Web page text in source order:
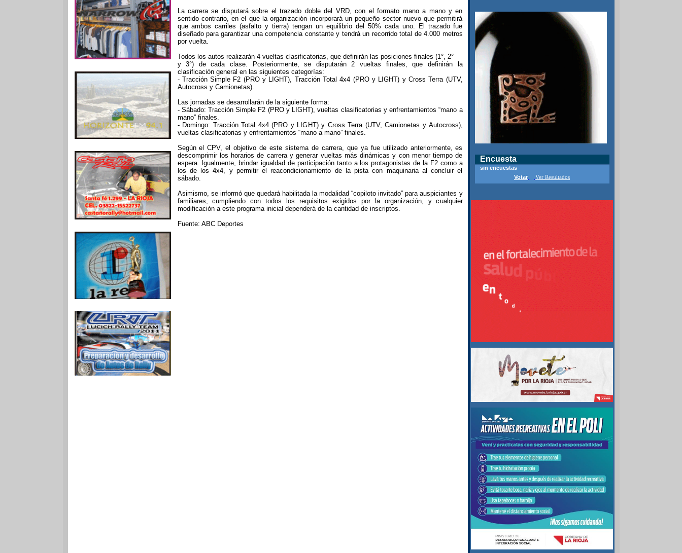
Encuesta
sin encuestas
Votar
Ver Resultados
La carrera se disputará sobre el trazado doble del VRD, con el formato mano a mano y en
sentido contrario, en el que la organización incorporará un pequeño sector nuevo que permitirá
que ambos carriles (asfalto y tierra) tengan un equilibrio del 50% cada uno. El trazado fue
diseñado para garantizar una competencia constante y tendrá un recorrido total de 4.000 metros
por vuelta.
Todos los autos realizarán 4 vueltas clasificatorias, que definirán las posiciones finales (1°, 2°
y 3°) de cada clase. Posteriormente, se disputarán 2 vueltas finales, que definirán la
clasificación general en las siguientes categorías:
- Tracción Simple F2 (PRO y LIGHT), Tracción Total 4x4 (PRO y LIGHT) y Cross Terra (UTV,
Autocross y Camionetas).
Las jornadas se desarrollarán de la siguiente forma:
- Sábado: Tracción Simple F2 (PRO y LIGHT), vueltas clasificatorias y enfrentamientos “mano a
mano” finales.
- Domingo: Tracción Total 4x4 (PRO y LIGHT) y Cross Terra (UTV, Camionetas y Autocross),
vueltas clasificatorias y enfrentamientos “mano a mano” finales.
Según el CPV, el objetivo de este sistema de carrera, que ya fue utilizado anteriormente, es
descomprimir los horarios de carrera y generar vueltas más dinámicas y con menor tiempo de
espera. Igualmente, brindar igualdad de participación tanto a los protagonistas de la F2 como a
los de los 4x4, y permitir el reacondicionamiento de la pista con maquinaria al concluir el
sábado.
Asimismo, se informó que quedará habilitada la modalidad “copiloto invitado” para auspiciantes y
familiares, cumpliendo con todos los requisitos exigidos por la organización, y cualquier
modificación a este programa inicial dependerá de la cantidad de inscriptos.
Fuente: ABC Deportes